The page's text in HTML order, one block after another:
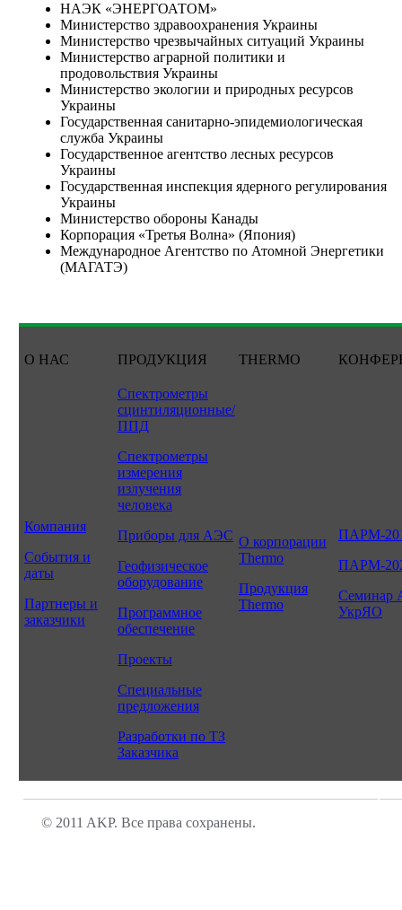
НАЭК «ЭНЕРГОАТОМ»
Министерство здравоохранения Украины
Министерство чрезвычайных ситуаций Украины
Министерство аграрной политики и
продовольствия Украины
Министерство экологии и природных ресурсов
Украины
Государственная санитарно-эпидемиологическая
служба Украины
Государственное агентство лесных ресурсов
Украины
Государственная инспекция ядерного регулирования
Украины
Министерство обороны Канады
Корпорация «Третья Волна» (Япония)
Международное Агентство по Атомной Энергетики
(МАГАТЭ)
О НАС ПРОДУКЦИЯ THERMO
Компания
События и
даты
Партнеры и
заказчики
Спектрометры
сцинтиляционные/
ППД
Спектрометры
измерения
излучения
человека
Приборы для АЭС
Геофизическое
оборудование
Программное
обеспечение
Проекты
Специальные
предложения
Разработки по ТЗ
Заказчика
О корпорации
Thermo
Продукция
Thermo
ПАРМ-
ПАРМ-
Семинар
УкрЯО
© 2011 AKP. Все права сохранены.